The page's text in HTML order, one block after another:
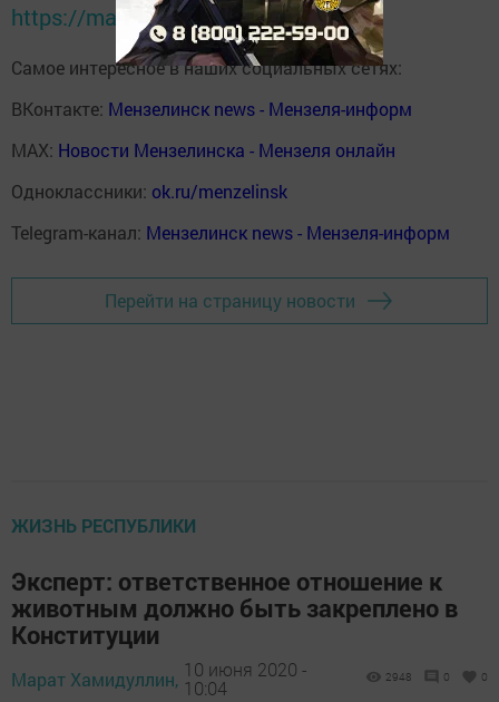
https://max.ru/tatmedia
Самое интересное в наших социальных сетях:
ВКонтакте: Мензелинск news - Мензеля-информ
MAX: Новости Мензелинска - Мензеля онлайн
Одноклассники: ok.ru/menzelinsk
Telegram-канал: Мензелинск news - Мензеля-информ
Перейти на страницу новости
ЖИЗНЬ РЕСПУБЛИКИ
Эксперт: ответственное отношение к
животным должно быть закреплено в
Конституции
Марат Хамидуллин, 10 июня 2020 -
10:04
2948 0 0